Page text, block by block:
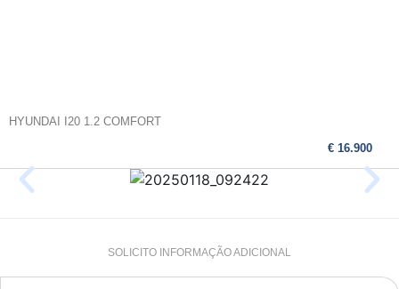
HYUNDAI I20 1.2 COMFORT
€ 16.900
SOLICITO INFORMAÇÃO ADICIONAL